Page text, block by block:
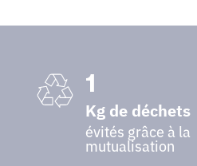
1
Kg de déchets
évités grâce à la
mutualisation